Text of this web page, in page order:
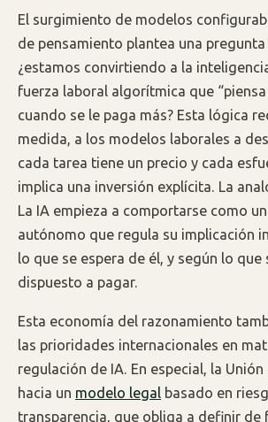
El surgimiento de modelos
de pensamiento plantea una pregunta
¿estamos convirtiendo a la
fuerza laboral algorítmica que
cuando se le paga más? Esta lógica
medida, a los modelos laborales a
cada tarea tiene un precio y cada
implica una inversión explícita. La
La IA empieza a comportarse como
autónomo que regula su implicación
lo que se espera de él, y según lo que
dispuesto a pagar.
Esta economía del razonamiento
las prioridades internacionales en
regulación de IA. En especial, la Unión
hacia un modelo legal basado en
transparencia, que obliga a definir de